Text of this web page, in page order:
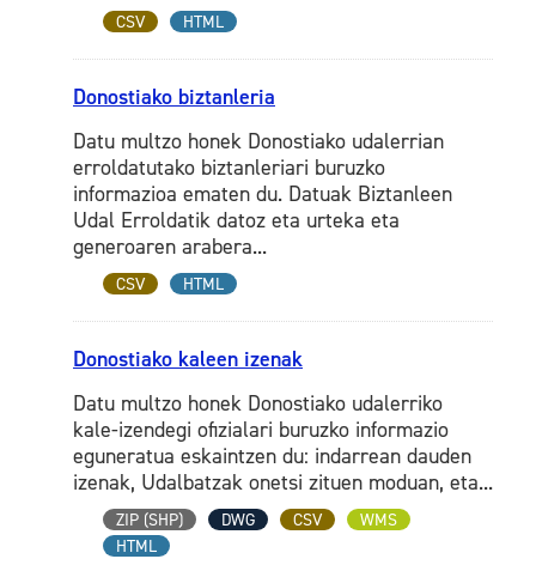
CSV HTML
Donostiako biztanleria
Datu multzo honek Donostiako udalerrian
erroldatutako biztanleriari buruzko
informazioa ematen du. Datuak Biztanleen
Udal Erroldatik datoz eta urteka eta
generoaren arabera...
CSV HTML
Donostiako kaleen izenak
Datu multzo honek Donostiako udalerriko
kale-izendegi ofizialari buruzko informazio
eguneratua eskaintzen du: indarrean dauden
izenak, Udalbatzak onetsi zituen moduan, eta...
ZIP (SHP) DWG CSV
WMS
HTML